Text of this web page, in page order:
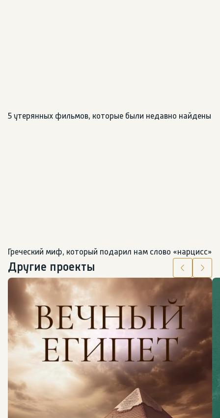
5 утерянных фильмов, которые были недавно найдены
Греческий миф, который подарил нам слово «нарцисс»
Другие проекты